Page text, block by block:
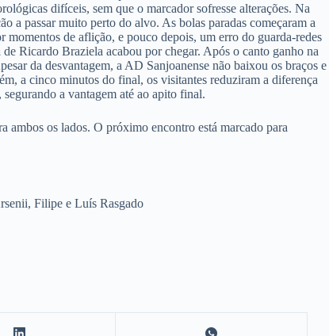
difíceis, sem que o marcador sofresse alterações. Na
a passar muito perto do alvo. As bolas paradas começaram a
de aflição, e pouco depois, um erro do guarda-redes
Ricardo Braziela acabou por chegar. Após o canto ganho na
da desvantagem, a AD Sanjoanense não baixou os braços e
a cinco minutos do final, os visitantes reduziram a diferença
a vantagem até ao apito final.
ambos os lados. O próximo encontro está marcado para
Filipe e Luís Rasgado